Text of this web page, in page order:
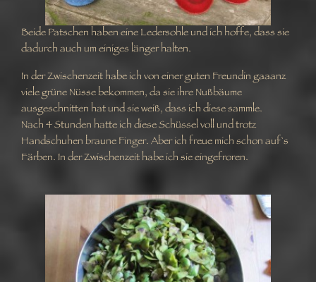
Beide Patschen haben eine Ledersohle und ich hoffe, dass sie
dadurch auch um einiges länger halten.
In der Zwischenzeit habe ich von einer guten Freundin gaaanz
viele grüne Nüsse bekommen, da sie ihre Nußbäume
ausgeschnitten hat und sie weiß, dass ich diese sammle.
Nach 4 Stunden hatte ich diese Schüssel voll und trotz
Handschuhen braune Finger. Aber ich freue mich schon auf`s
Färben. In der Zwischenzeit habe ich sie eingefroren.